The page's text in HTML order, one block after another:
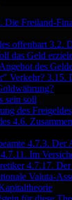
Die Freiland-
offenbart 3.2.
das Geld
des
Verkehr? 3.15.
sein soll
des
4.6.
4.7.3. Der
4.7.11. Im
4.7.17.
Valuta-